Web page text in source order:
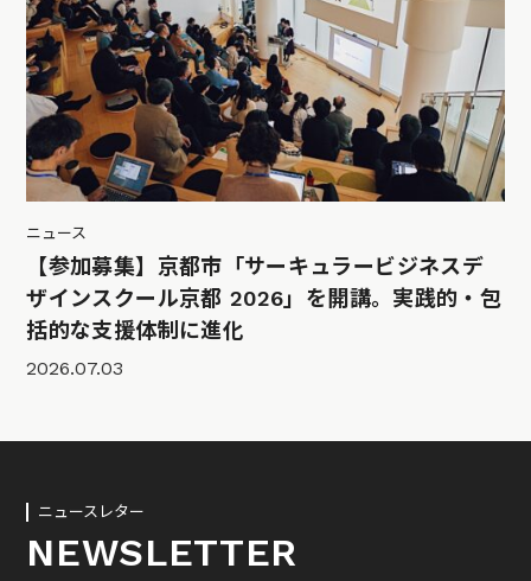
ニュース
【参加募集】京都市「サーキュラービジネスデ
ザインスクール京都 2026」を開講。実践的・包
括的な支援体制に進化
2026.07.03
ニュースレター
NEWSLETTER